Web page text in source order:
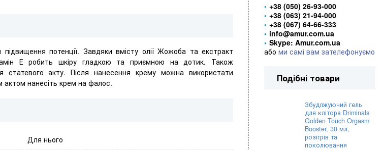
потенції. Завдяки вмісту олії Жожоба та екстракт
Е робить шкіру гладкою та приємною на дотик. Також
статевого акту. Після нанесення крему можна використати
актом нанесіть крем на фалос.
Для нього
+38 (050) 26-93-000
+38 (063) 21-94-000
+38 (067) 64-66-333
info@amur.com.ua
Skype: Amur.com.ua
або ми самі вам зателефонуємо
Подібні товари
Збудлжуючий гель
для клітора Driminals
Golden Touch Orgasm
Booster, 30 мл,
розігрів та
поколювання